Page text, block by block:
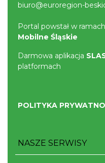
biuro@euroregion-
Portal powstał w
Mobilne Śląskie
Darmowa aplikacja
platformach
POLITYKA
NASZE SERWISY